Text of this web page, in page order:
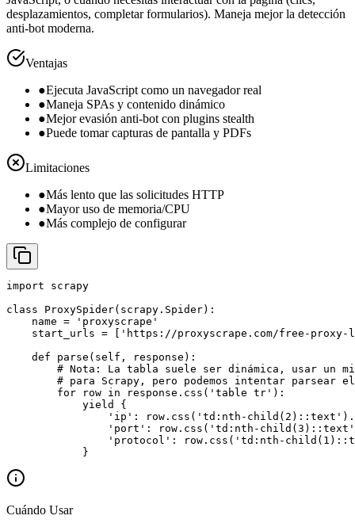
desplazamientos, completar formularios). Maneja mejor la detección
anti-bot moderna.
Ventajas
●Ejecuta JavaScript como un navegador real
●Maneja SPAs y contenido dinámico
●Mejor evasión anti-bot con plugins stealth
●Puede tomar capturas de pantalla y PDFs
Limitaciones
●Más lento que las solicitudes HTTP
●Mayor uso de memoria/CPU
●Más complejo de configurar
import scrapy
class ProxySpider(scrapy.Spider):
    name = 'proxyscrape'
start_urls = ['https://proxyscrape.com/free-proxy-
    def parse(self, response):
# Nota: La tabla suele ser dinámica, usar un
# para Scrapy, pero podemos intentar parsear
        for row in response.css('table tr'):
            yield {
'ip': row.css('td:nth-
'port': row.css('td:nth-
'protocol': row.css('td:nth-
            }
Cuándo Usar